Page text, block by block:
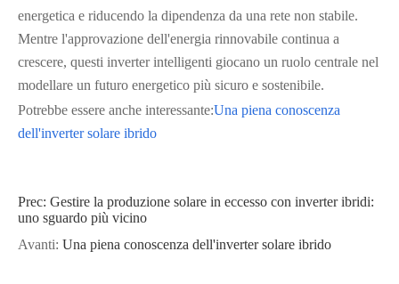
energetica e riducendo la dipendenza da una rete non stabile.
Mentre l'approvazione dell'energia rinnovabile continua a
crescere, questi inverter intelligenti giocano un ruolo centrale nel
modellare un futuro energetico più sicuro e sostenibile.
Potrebbe essere anche interessante:Una piena conoscenza
dell'inverter solare ibrido
Prec: Gestire la produzione solare in eccesso con inverter ibridi:
uno sguardo più vicino
Avanti: Una piena conoscenza dell'inverter solare ibrido